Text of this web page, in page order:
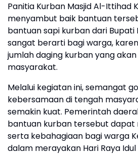
Panitia Kurban Masjid Al-Ittihad
menyambut baik bantuan
bantuan sapi kurban dari Bupati
sangat berarti bagi warga,
jumlah daging kurban yang
masyarakat.
Melalui kegiatan ini, semangat
kebersamaan di tengah
semakin kuat. Pemerintah
bantuan kurban tersebut
serta kebahagiaan bagi warga
dalam merayakan Hari Raya